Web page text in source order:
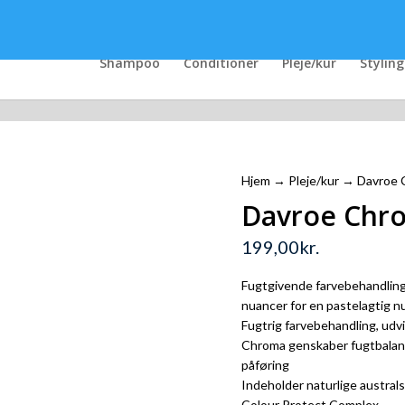
Shampoo Conditioner Pleje/kur Styling
Hjem → Pleje/kur→ Davroe
Davroe
199,00kr.
Fugtgivende
nuancer for en pastelagtig
Fugtrig farvebehandling,
Chroma genskaber
påføring
Indeholder naturlige